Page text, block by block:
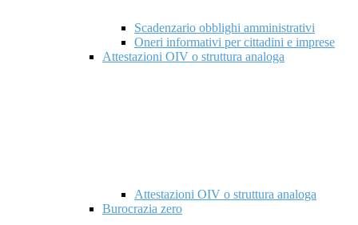
Scadenzario obblighi amministrativi
Oneri informativi per cittadini e imprese
Attestazioni OIV o struttura analoga
Attestazioni OIV o struttura analoga
Burocrazia zero